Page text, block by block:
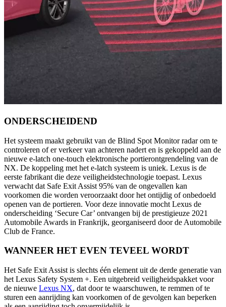
ONDERSCHEIDEND
Het systeem maakt gebruikt van de Blind Spot Monitor radar om te
controleren of er verkeer van achteren nadert en is gekoppeld aan de
nieuwe e-latch one-touch elektronische portierontgrendeling van de
NX. De koppeling met het e-latch systeem is uniek. Lexus is de
eerste fabrikant die deze veiligheidstechnologie toepast. Lexus
verwacht dat Safe Exit Assist 95% van de ongevallen kan
voorkomen die worden veroorzaakt door het ontijdig of onbedoeld
openen van de portieren. Voor deze innovatie mocht Lexus de
onderscheiding ‘Secure Car’ ontvangen bij de prestigieuze 2021
Automobile Awards in Frankrijk, georganiseerd door de Automobile
Club de France.
WANNEER HET EVEN TEVEEL WORDT
Het Safe Exit Assist is slechts één element uit de derde generatie van
het Lexus Safety System +. Een uitgebreid veiligheidspakket voor
de nieuwe Lexus NX, dat door te waarschuwen, te remmen of te
sturen een aanrijding kan voorkomen of de gevolgen kan beperken